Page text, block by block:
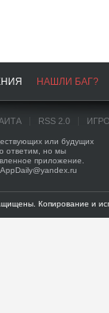
НАШЛИ БАГ?
RSS 2.0
или будущих
ответим, но мы
приложение.
Копирование и